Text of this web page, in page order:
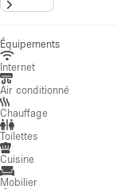
Équipements
Internet
Air conditionné
Chauffage
Toilettes
Cuisine
Mobilier